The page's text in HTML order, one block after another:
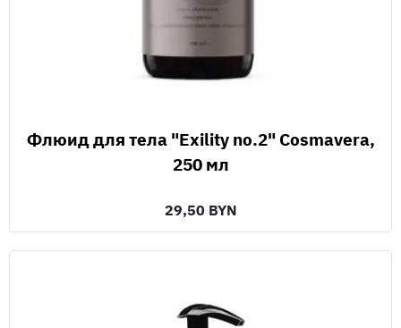
Флюид для тела "Exility no.2" Cosmavera,
250 мл
29,50 BYN